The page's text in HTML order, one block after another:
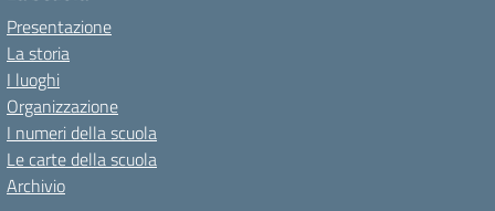
Presentazione
La storia
I luoghi
Organizzazione
I numeri della scuola
Le carte della scuola
Archivio